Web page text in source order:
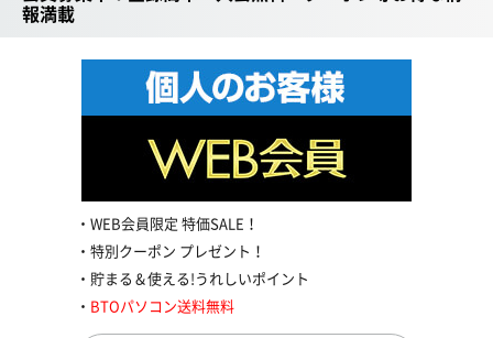
報満載
WEB会員限定 特価SALE！
特別クーポン プレゼント！
貯まる＆使える!うれしいポイント
BTOパソコン送料無料